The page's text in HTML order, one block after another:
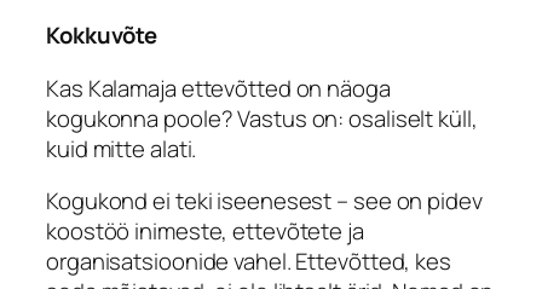
Kokkuvõte
Kas Kalamaja ettevõtted on näoga
kogukonna poole? Vastus on: osaliselt küll,
kuid mitte alati.
Kogukond ei teki iseenesest – see on pidev
koostöö inimeste, ettevõtete ja
organisatsioonide vahel. Ettevõtted, kes